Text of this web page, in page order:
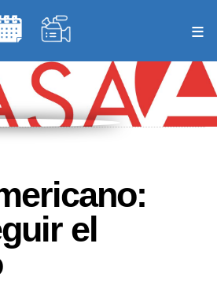
al
principal
el